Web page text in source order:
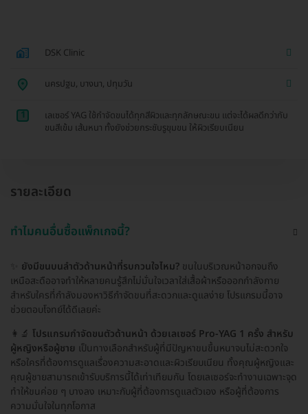
DSK Clinic
นครปฐม, บางนา, ปทุมวัน
1
เลเซอร์ YAG ใช้กำจัดขนได้ทุกสีผิวและทุกลักษณะขน แต่จะได้ผลดีกว่ากับ
ขนสีเข้ม เส้นหนา ทั้งยังช่วยกระชับรูขุมขน ให้ผิวเรียบเนียน
รายละเอียด
ทำไมคนอื่นซื้อแพ็กเกจนี้?
ยังมีขนบนลำตัวด้านหน้าที่รบกวนใจไหม? ขนในบริเวณหน้าอกจนถึง
เหนือสะดืออาจทำให้หลายคนรู้สึกไม่มั่นใจเวลาใส่เสื้อผ้าหรือออกกำลังกาย
สำหรับใครที่กำลังมองหาวิธีกำจัดขนที่สะดวกและดูแลง่าย โปรแกรมนี้อาจ
ช่วยตอบโจทย์ได้ดีเลยค่ะ
👩‍🔬 โปรแกรมกำจัดขนตัวด้านหน้า ด้วยเลเซอร์ Pro-YAG 1 ครั้ง สำหรับ
ผู้หญิงหรือผู้ชาย เป็นทางเลือกสำหรับผู้ที่มีปัญหาขนขึ้นหนาจนไม่สะดวกใจ
หรือใครที่ต้องการดูแลเรื่องความสะอาดและผิวเรียบเนียน ทั้งคุณผู้หญิงและ
คุณผู้ชายสามารถเข้ารับบริการนี้ได้เท่าเทียมกัน โดยเลเซอร์จะทำงานเฉพาะจุด
ทำให้ขนค่อย ๆ บางลง เหมาะกับผู้ที่ต้องการดูแลตัวเอง หรือผู้ที่ต้องการ
ความมั่นใจในทุกโอกาส